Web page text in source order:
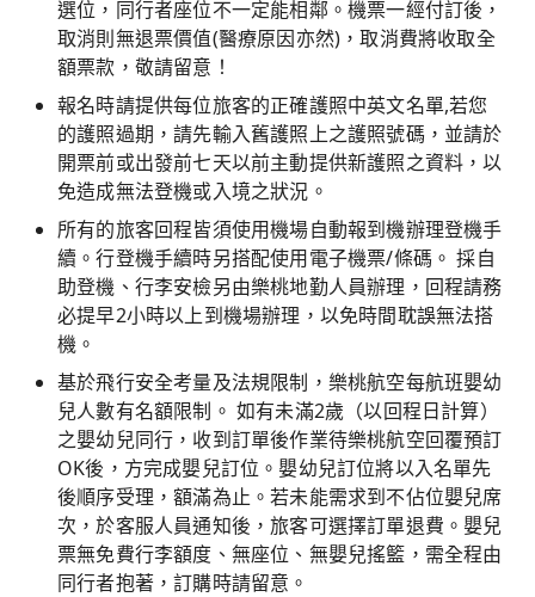
選位，同行者座位不一定能相鄰。機票一經付訂後，
取消則無退票價值(醫療原因亦然)，取消費將收取全
額票款，敬請留意！
報名時請提供每位旅客的正確護照中英文名單,若您
的護照過期，請先輸入舊護照上之護照號碼，並請於
開票前或出發前七天以前主動提供新護照之資料，以
免造成無法登機或入境之狀況。
所有的旅客回程皆須使用機場自動報到機辦理登機手
續。行登機手續時另搭配使用電子機票/條碼。 採自
助登機、行李安檢另由樂桃地勤人員辦理，回程請務
必提早2小時以上到機場辦理，以免時間耽誤無法搭
機。
基於飛行安全考量及法規限制，樂桃航空每航班嬰幼
兒人數有名額限制。 如有未滿2歲（以回程日計算）
之嬰幼兒同行，收到訂單後作業待樂桃航空回覆預訂
OK後，方完成嬰兒訂位。嬰幼兒訂位將以入名單先
後順序受理，額滿為止。若未能需求到不佔位嬰兒席
次，於客服人員通知後，旅客可選擇訂單退費。嬰兒
票無免費行李額度、無座位、無嬰兒搖籃，需全程由
同行者抱著，訂購時請留意。